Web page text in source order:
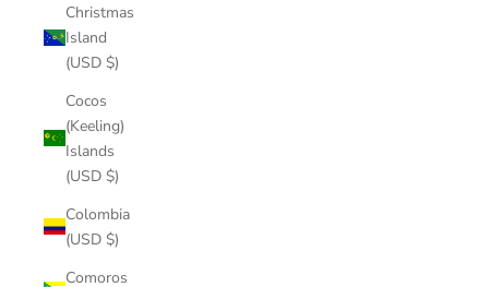
Christmas
Island
(USD $)
Cocos
(Keeling)
Islands
(USD $)
Colombia
(USD $)
Comoros